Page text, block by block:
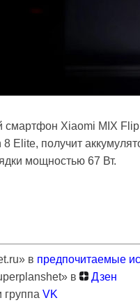
смартфон Xiaomi MIX
Elite, получит
мощностью 67 Вт.
в предпочитаемые
в
Дзен
группа VK